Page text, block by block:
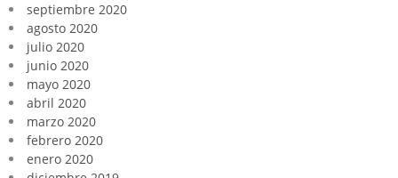
septiembre 2020
agosto 2020
julio 2020
junio 2020
mayo 2020
abril 2020
marzo 2020
febrero 2020
enero 2020